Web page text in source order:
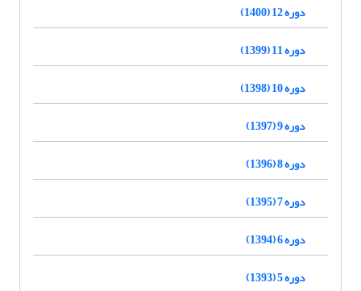
دوره 12 (1400)
دوره 11 (1399)
دوره 10 (1398)
دوره 9 (1397)
دوره 8 (1396)
دوره 7 (1395)
دوره 6 (1394)
دوره 5 (1393)